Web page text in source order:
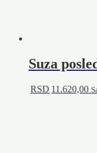
Suza
RSD 11.620,00